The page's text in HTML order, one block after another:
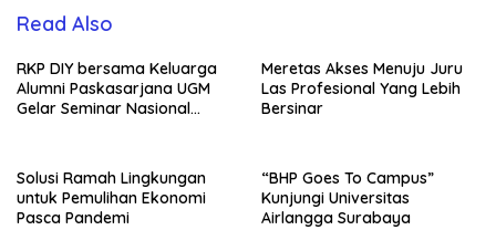
Read Also
RKP DIY bersama Keluarga
Alumni Paskasarjana UGM
Gelar Seminar Nasional
Meretas Akses Menuju Juru
Las Profesional Yang Lebih
Bersinar
Solusi Ramah Lingkungan
untuk Pemulihan Ekonomi
Pasca Pandemi
“BHP Goes To Campus”
Kunjungi Universitas
Airlangga Surabaya